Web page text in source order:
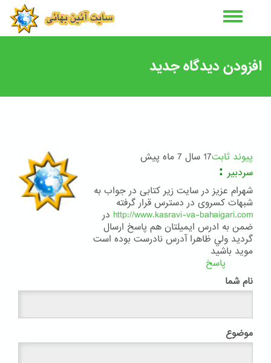
افزودن دیدگاه جدید
پیوند ثابت17 سال 7 ماه پیش
سردبیر:
شهرام عزیز در سایت زیر کتابی در جواب به
شبهات کسروی در دسترس قرار گرفته
http://www.kasravi-va-bahaigari.com در
ضمن به ادرس ايميلتان هم پاسخ ارسال
گرديد ولي ظاهرا آدرس نادرست بوده است
موید باشید
پاسخ
نام شما
موضوع